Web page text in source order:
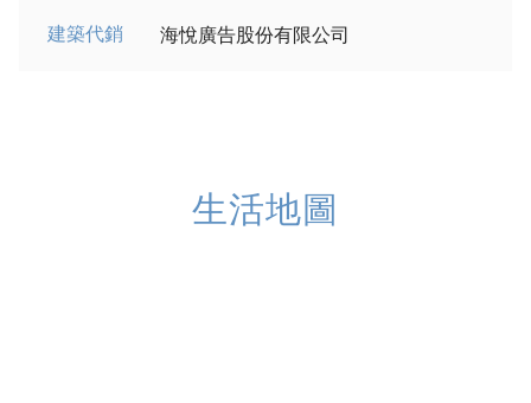
建築代銷 海悅廣告股份有限公司
生活地圖